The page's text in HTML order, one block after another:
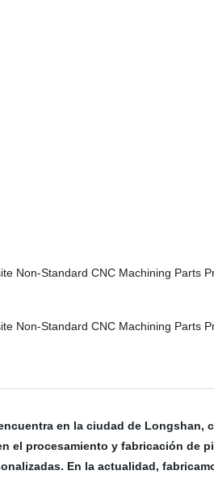
en la ciudad de
el procesamiento y fabricación de
En la actualidad,